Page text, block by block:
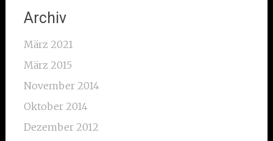
Archiv
März 2021
März 2015
November 2014
Oktober 2014
Dezember 2012